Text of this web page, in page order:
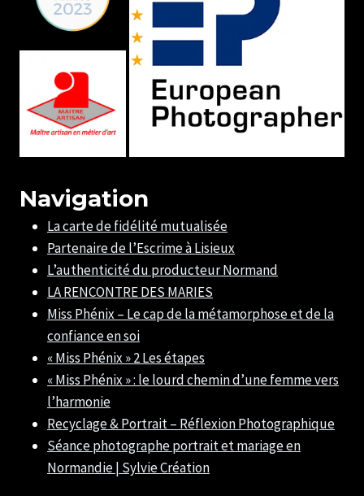
Navigation
La carte de fidélité mutualisée
Partenaire de l’Escrime à Lisieux
L’authenticité du producteur Normand
LA RENCONTRE DES MARIES
Miss Phénix – Le cap de la métamorphose et de la
confiance en soi
« Miss Phénix » 2 Les étapes
« Miss Phénix » : le lourd chemin d’une femme vers
l’harmonie
Recyclage & Portrait – Réflexion Photographique
Séance photographe portrait et mariage en
Normandie | Sylvie Création